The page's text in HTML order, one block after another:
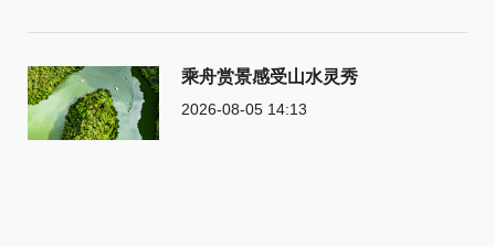
乘舟赏景感受山水灵秀
2026-08-05 14:13